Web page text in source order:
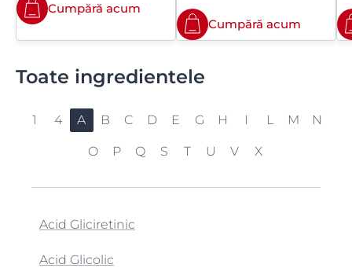
Cumpără acum
Cumpără acum
Toate ingredientele
1 4 A B C D E G H I L M N
O P Q S T U V X
1,2-Hexanediol
1-Methylhydantoin-2-Imide
4-t-Butylcyclohexanol (Trans-Isomer)
Acid Gliciretinic
Acid Glicolic